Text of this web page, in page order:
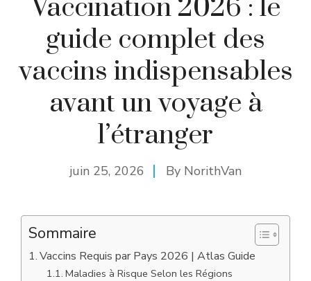
Vaccination 2026 : le
guide complet des
vaccins indispensables
avant un voyage à
l’étranger
juin 25, 2026 By NorithVan
Sommaire
Vaccins Requis par Pays 2026 | Atlas Guide
Maladies à Risque Selon les Régions